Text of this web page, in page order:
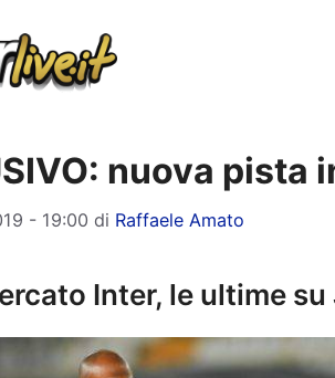
nuova pista
- 19:00 di Raffaele Amato
Inter, le ultime